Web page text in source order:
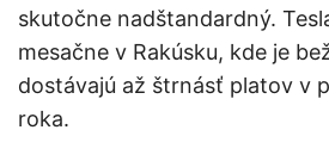
skutočne nadštandardný.
mesačne v Rakúsku, kde je
dostávajú až štrnásť platov v
roka.